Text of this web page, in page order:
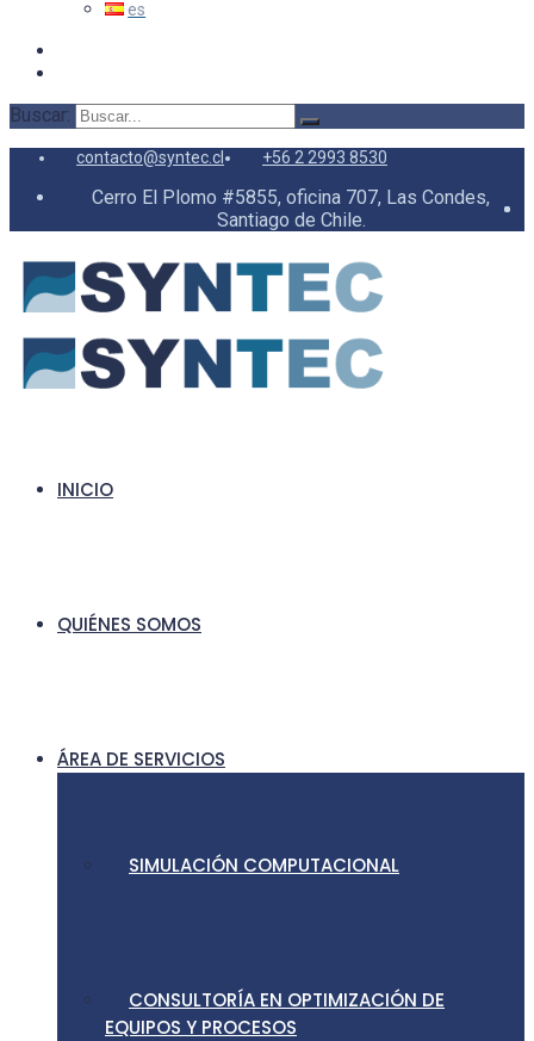
Buscar:
contacto@syntec.cl +56 2 2993 8530
Cerro El Plomo #5855, oficina 707, Las Condes,
Santiago de Chile.
INICIO
QUIÉNES SOMOS
ÁREA DE SERVICIOS
SIMULACIÓN COMPUTACIONAL
CONSULTORÍA EN OPTIMIZACIÓN DE
EQUIPOS Y PROCESOS